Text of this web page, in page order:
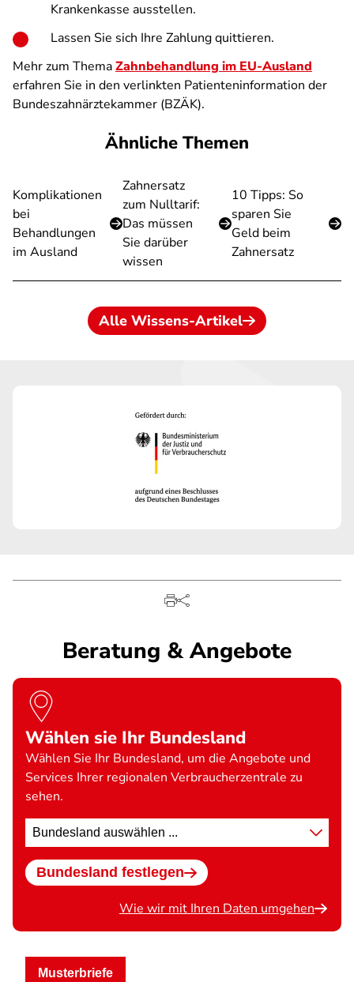
Krankenkasse ausstellen.
Lassen Sie sich Ihre Zahlung quittieren.
Mehr zum ThemaZahnbehandlung im EU-Ausland
erfahren Sie in den verlinkten Patienteninformation der
Bundeszahnärztekammer (BZÄK).
Ähnliche Themen
Komplikationen
bei
Behandlungen
im Ausland
Zahnersatz
zum Nulltarif:
Das müssen
Sie darüber
wissen
10 Tipps: So
sparen Sie
Geld beim
Zahnersatz
Alle Wissens-Artikel
Beratung & Angebote
Wählen sie Ihr Bundesland
Wählen Sie Ihr Bundesland, um die Angebote und
Services Ihrer regionalen Verbraucherzentrale zu
sehen.
Standort
wählen
Bundesland festlegen
Wie wir mit Ihren Daten umgehen
Musterbriefe